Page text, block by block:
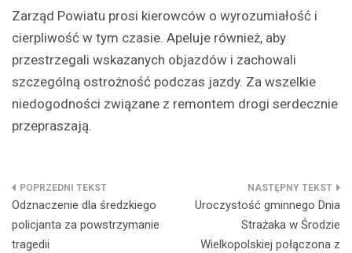
Zarząd Powiatu prosi kierowców o wyrozumiałość i
cierpliwość w tym czasie. Apeluje również, aby
przestrzegali wskazanych objazdów i zachowali
szczególną ostrożność podczas jazdy. Za wszelkie
niedogodności związane z remontem drogi serdecznie
przepraszają.
Nawigacja
wpisu
Odznaczenie dla średzkiego
policjanta za powstrzymanie
tragedii
Uroczystość gminnego Dnia
Strażaka w Środzie
Wielkopolskiej połączona z